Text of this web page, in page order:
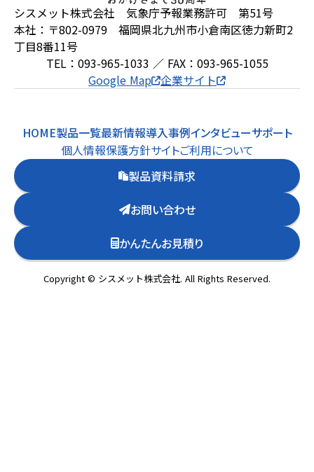
シスメット株式会社 気象庁予報業務許可 第51号
本社：〒802-0979 福岡県北九州市小倉南区徳力新町2
丁目8番11号
TEL：093-965-1033 ／ FAX：093-965-1055
Google Map 企業サイト
HOME製品一覧最新情報導入事例インタビューサポート
個人情報保護方針サイトご利用について
製品資料請求
お問い合わせ
かんたんお見積り
Copyright © シスメット株式会社. All Rights Reserved.